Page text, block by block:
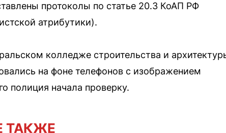
протоколы по статье 20.3 КоАП РФ
атрибутики).
колледже строительства и
на фоне телефонов с изображением
полиция начала проверку.
ТАКЖЕ